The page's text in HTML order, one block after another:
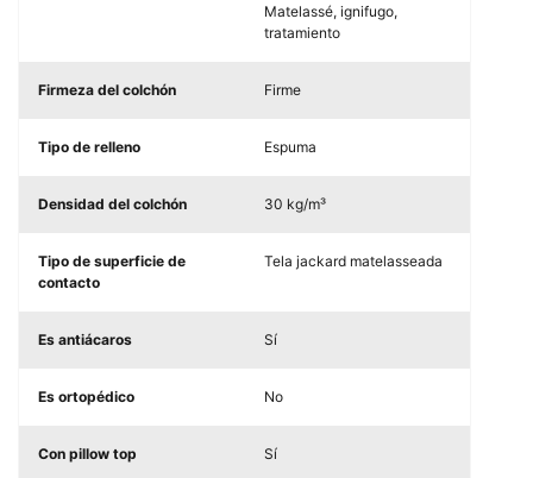
Matelassé, ignifugo,
tratamiento
Firmeza del colchón Firme
Tipo de relleno Espuma
Densidad del colchón 30 kg/m³
Tipo de superficie de
contacto
Tela jackard matelasseada
Es antiácaros Sí
Es ortopédico No
Con pillow top Sí